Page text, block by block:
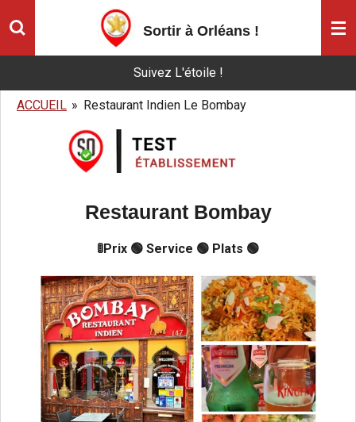
Passer
Sortir à Orléans !
Suivez L'étoile !
ACCUEIL » Restaurant Indien Le Bombay
Restaurant Bombay
🚦Prix 🟢 Service 🟢 Plats 🟢